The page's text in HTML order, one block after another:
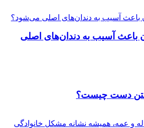
باعث آسیب به دندان‌های اصلی
دست چیست؟